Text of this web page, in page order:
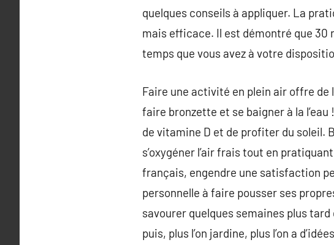
quelques conseils à appliquer. La
mais efficace. Il est démontré que 30
temps que vous avez à votre
Faire une activité en plein air offre de
faire bronzette et se baigner à la
de vitamine D et de profiter du soleil.
s’oxygéner l’air frais tout en
français, engendre une satisfaction
personnelle à faire pousser ses
savourer quelques semaines plus
puis, plus l’on jardine, plus l’on a